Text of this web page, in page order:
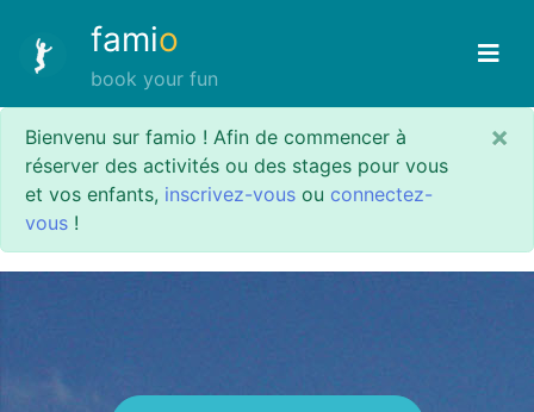
famio
book your fun
Bienvenu sur famio ! Afin de commencer à
réserver des activités ou des stages pour vous
et vos enfants, inscrivez-vous ou connectez-
vous !
×